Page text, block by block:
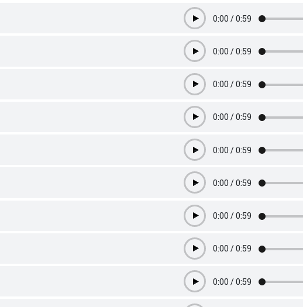
Play0:00 /0:59
Play0:00 /0:59
Play0:00 /0:59
Play0:00 /0:59
Play0:00 /0:59
Play0:00 /0:59
Play0:00 /0:59
Play0:00 /0:59
Play0:00 /0:59